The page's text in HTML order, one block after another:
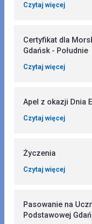
Czytaj więcej
Certyfikat dla
Gdańsk - Południe
Czytaj więcej
Apel z okazji Dnia
Czytaj więcej
Życzenia
Czytaj więcej
Pasowanie na
Podstawowej